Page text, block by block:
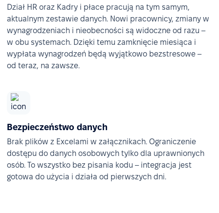
Dział HR oraz Kadry i płace pracują na tym samym,
aktualnym zestawie danych. Nowi pracownicy, zmiany w
wynagrodzeniach i nieobecności są widoczne od razu –
w obu systemach. Dzięki temu zamknięcie miesiąca i
wypłata wynagrodzeń będą wyjątkowo bezstresowe –
od teraz, na zawsze.
Bezpieczeństwo danych
Brak plików z Excelami w załącznikach. Ograniczenie
dostępu do danych osobowych tylko dla uprawnionych
osób. To wszystko bez pisania kodu – integracja jest
gotowa do użycia i działa od pierwszych dni.